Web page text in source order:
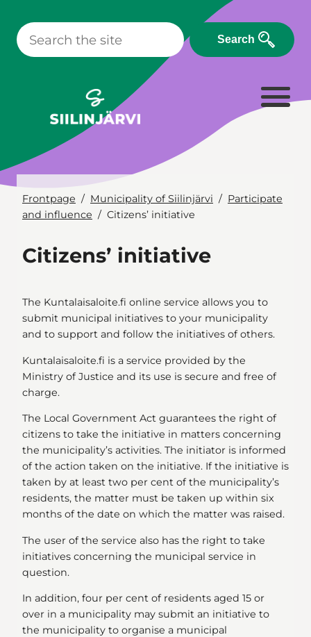
content
Search
Frontpage Municipality of Siilinjärvi
Participate
and influence
Citizens’ initiative
Citizens’ initiative
The Kuntalaisaloite.fi online service allows you to
submit municipal initiatives to your municipality
and to support and follow the initiatives of others.
Kuntalaisaloite.fi is a service provided by the
Ministry of Justice and its use is secure and free of
charge.
The Local Government Act guarantees the right of
citizens to take the initiative in matters concerning
the municipality’s activities. The initiator is informed
of the action taken on the initiative. If the initiative is
taken by at least two per cent of the municipality’s
residents, the matter must be taken up within six
months of the date on which the matter was raised.
The user of the service also has the right to take
initiatives concerning the municipal service in
question.
In addition, four per cent of residents aged 15 or
over in a municipality may submit an initiative to
the municipality to organise a municipal